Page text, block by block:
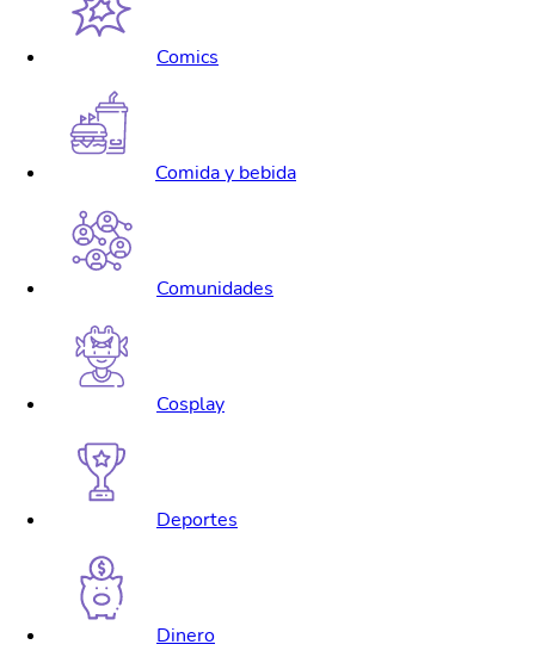
Comics
Comida y bebida
Comunidades
Cosplay
Deportes
Dinero